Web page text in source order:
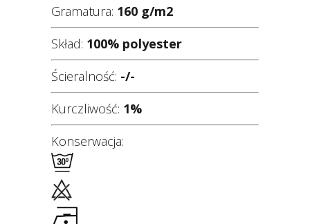
Gramatura: 160 g/m2
Skład: 100% polyester
Ścieralność: -/-
Kurczliwość: 1%
Konserwacja: